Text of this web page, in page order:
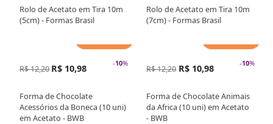
Rolo de Acetato em Tira 10m
(5cm) - Formas Brasil
Rolo de Acetato em Tira 10m
(7cm) - Formas Brasil
-10%
R$ 12,20 R$ 10,98
Forma de Chocolate
Acessórios da Boneca (10 uni)
em Acetato - BWB
-10%
R$ 12,20 R$ 10,98
Forma de Chocolate Animais
da Africa (10 uni) em Acetato
- BWB